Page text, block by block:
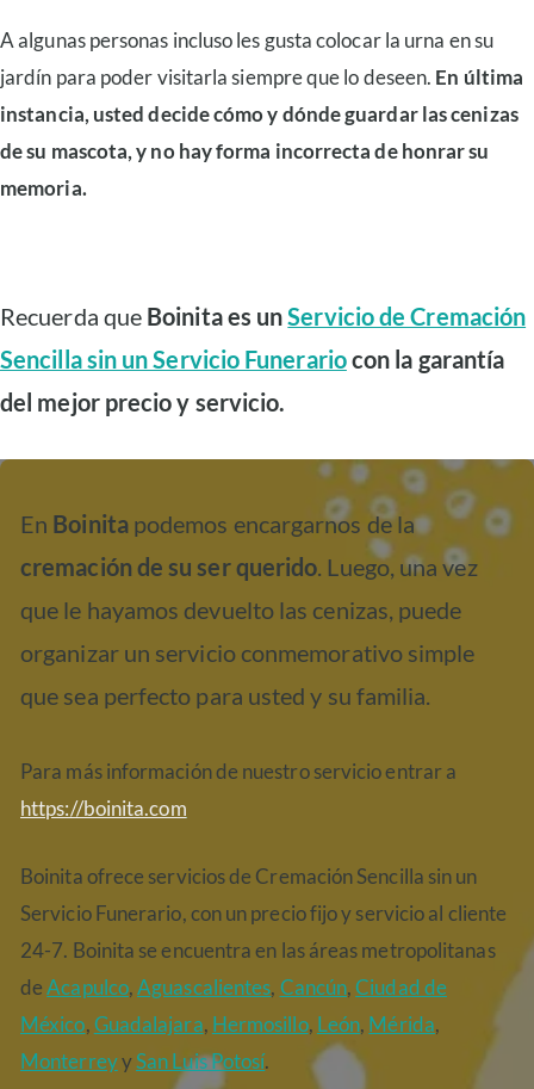
A algunas personas incluso les gusta colocar la urna en su
jardín para poder visitarla siempre que lo deseen. En última
instancia, usted decide cómo y dónde guardar las cenizas
de su mascota, y no hay forma incorrecta de honrar su
memoria.
Recuerda que Boinita es unServicio de Cremación
Sencilla sin un Servicio Funerariocon la garantía
del mejor precio y servicio.
En Boinita podemos encargarnos de la
cremación de su ser querido. Luego, una vez
que le hayamos devuelto las cenizas, puede
organizar un servicio conmemorativo simple
que sea perfecto para usted y su familia.
Para más información de nuestro servicio entrar a
https://boinita.com
Boinita ofrece servicios de Cremación Sencilla sin un
Servicio Funerario, con un precio fijo y servicio al cliente
24-7. Boinita se encuentra en las áreas metropolitanas
deAcapulco,Aguascalientes, Cancún,Ciudad de
México,Guadalajara, Hermosillo, León, Mérida,
MonterreyySan Luis Potosí.